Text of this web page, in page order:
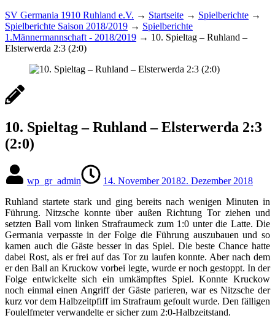
SV Germania 1910 Ruhland e.V. → Startseite → Spielberichte →
Spielberichte Saison 2018/2019 → Spielberichte
1.Männermannschaft - 2018/2019 → 10. Spieltag – Ruhland –
Elsterwerda 2:3 (2:0)
10. Spieltag – Ruhland – Elsterwerda 2:3
(2:0)
wp_gr_admin 14. November 20182. Dezember 2018
Ruhland startete stark und ging bereits nach wenigen Minuten in
Führung. Nitzsche konnte über außen Richtung Tor ziehen und
setzten Ball vom linken Strafraumeck zum 1:0 unter die Latte. Die
Germania verpasste in der Folge die Führung auszubauen und so
kamen auch die Gäste besser in das Spiel. Die beste Chance hatte
dabei Rost, als er frei auf das Tor zu laufen konnte. Aber nach dem
er den Ball an Kruckow vorbei legte, wurde er noch gestoppt. In der
Folge entwickelte sich ein umkämpftes Spiel. Konnte Kruckow
noch einmal einen Angriff der Gäste parieren, war es Nitzsche der
kurz vor dem Halbzeitpfiff im Strafraum gefoult wurde. Den fälligen
Foulelfmeter verwandelte er sicher zum 2:0-Halbzeitstand.